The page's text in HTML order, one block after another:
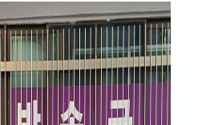
일 수능당일
관련 안내